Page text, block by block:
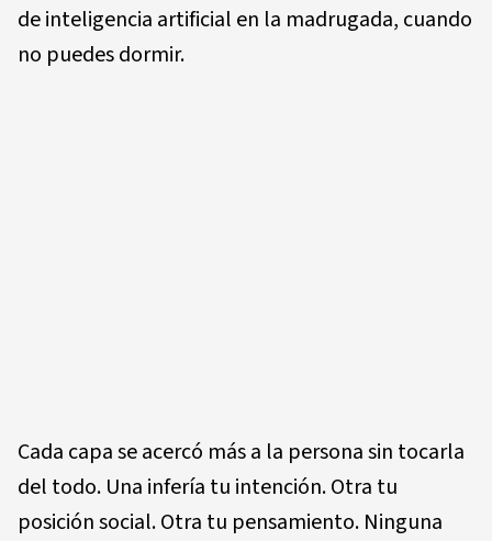
de inteligencia artificial en la madrugada, cuando
no puedes dormir.
Cada capa se acercó más a la persona sin tocarla
del todo. Una infería tu intención. Otra tu
posición social. Otra tu pensamiento. Ninguna